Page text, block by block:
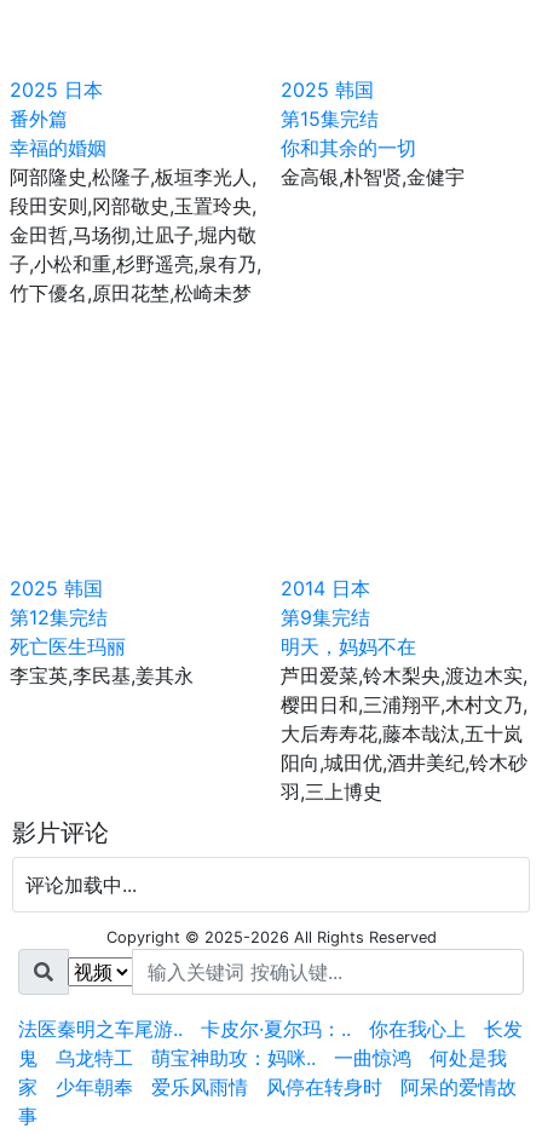
2025 日本
番外篇
幸福的婚姻
阿部隆史,松隆子,板垣李光人,
段田安则,冈部敬史,玉置玲央,
金田哲,马场彻,辻凪子,堀内敬
子,小松和重,杉野遥亮,泉有乃,
竹下優名,原田花埜,松崎未梦
2025 韩国
第15集完结
你和其余的一切
金高银,朴智贤,金健宇
2025 韩国
第12集完结
死亡医生玛丽
李宝英,李民基,姜其永
2014 日本
第9集完结
明天，妈妈不在
芦田爱菜,铃木梨央,渡边木实,
樱田日和,三浦翔平,木村文乃,
大后寿寿花,藤本哉汰,五十岚
阳向,城田优,酒井美纪,铃木砂
羽,三上博史
影片评论
评论加载中...
Copyright © 2025-2026 All Rights Reserved
法医秦明之车尾游.. 卡皮尔·夏尔玛：.. 你在我心上
长发
鬼
乌龙特工 萌宝神助攻：妈咪.. 一曲惊鸿
何处是我
家
少年朝奉 爱乐风雨情 风停在转身时
阿呆的爱情故
事